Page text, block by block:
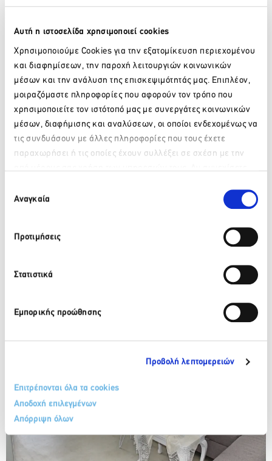
Αυτή η ιστοσελίδα χρησιμοποιεί cookies
Χρησιμοποιούμε Cookies για την εξατομίκευση περιεχομένου
και διαφημίσεων, την παροχή λειτουργιών κοινωνικών
μέσων και την ανάλυση της επισκεψιμότητάς μας. Επιπλέον,
μοιραζόμαστε πληροφορίες που αφορούν τον τρόπο που
χρησιμοποιείτε τον ιστότοπό μας με συνεργάτες κοινωνικών
μέσων, διαφήμισης και αναλύσεων, οι οποίοι ενδεχομένως να
τις συνδυάσουν με άλλες πληροφορίες που τους έχετε
παραχωρήσει ή τις οποίες έχουν συλλέξει σε σχέση με την
των Cookies μας.
συγκατάθεσης
Αναγκαία
Προτιμήσεις
Στατιστικά
Εμπορικής προώθησης
Προβολή λεπτομερειών
Επιτρέπονται όλα τα cookies
Αποδοχή επιλεγμένων
Απόρριψη όλων
τοποθεσία στο Ακρωτήρι, ξεχωρίζουν για το minimal design
τους που ενσωματώνει αρμονικά τις μοντέρνες τάσεις στη
παραδοσιακή αρχιτεκτονική. Η ιδιωτική πισίνα και η
απρόσκοπτη θέα στην Καλντέρα χαρίζουν στον επισκέπτη